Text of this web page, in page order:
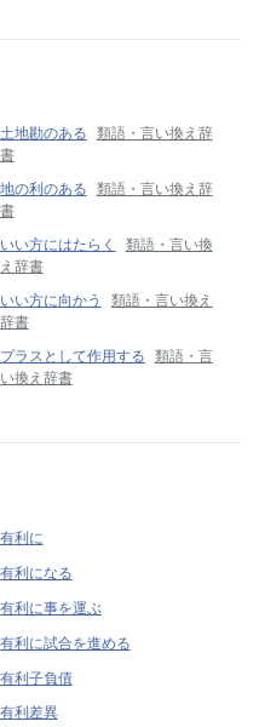
土地勘のある
類語・言い換え辞
書
地の利のある
類語・言い換え辞
書
いい方にはたらく
類語・言い換
え辞書
いい方に向かう
類語・言い換え
辞書
プラスとして作用する
類語・言
い換え辞書
有利に
有利になる
有利に事を運ぶ
有利に試合を進める
有利子負債
有利差異